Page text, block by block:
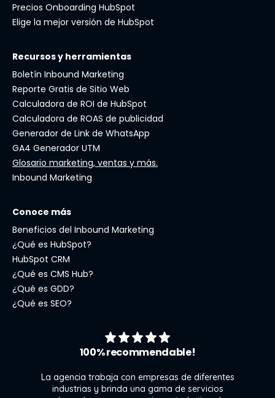
Precios Onboarding HubSpot
Elige la mejor versión de HubSpot
Recursos y herramientas
Boletín Inbound Marketing
Reporte Gratis de Sitio Web
Calculadora de ROI de HubSpot
Calculadora de ROAS de publicidad
Generador de Link de WhatsApp
GA4 Generador UTM
Glosario marketing, ventas y más.
Inbound Marketing
Conoce más
Beneficios del Inbound Marketing
¿Qué es HubSpot?
HubSpot CRM
¿Qué es CMS Hub?
¿Qué es GDD?
¿Qué es SEO?
100% recommendable!
La agencia trabaja con empresas de diferentes
industrias y brinda una gama de servicios